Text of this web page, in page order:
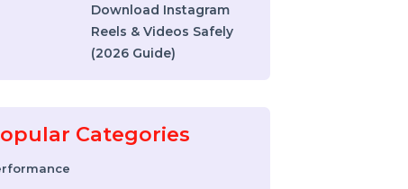
How to Leave a Google
Review (Complete 2026
Instagram Reel